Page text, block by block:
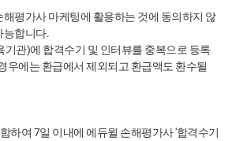
평가사 마케팅에 활용하는 것에 동의하지 않
능합니다.
관)에 합격수기 및 인터뷰를 중복으로 등록
우에는 환급에서 제외되고 환급액도 환수될
하여 7일 이내에 에듀윌 손해평가사 '합격수기